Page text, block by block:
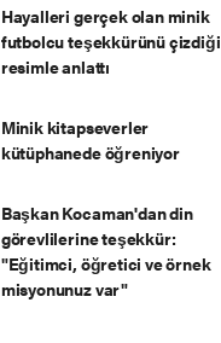
Hayalleri gerçek olan minik
futbolcu teşekkürünü çizdiği
resimle anlattı
Minik kitapseverler
kütüphanede öğreniyor
Başkan Kocaman'dan din
görevlilerine teşekkür:
"Eğitimci, öğretici ve örnek
misyonunuz var"